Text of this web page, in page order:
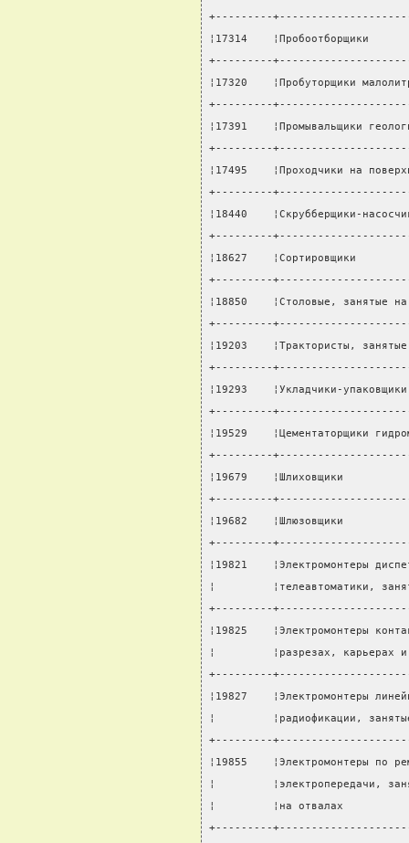
+---------
¦17314
+---------
¦17320    ¦Пробуторщики
+---------
¦17391    ¦Промывальщики
+---------
¦17495    ¦Проходчики на
+---------
¦18440
+---------
¦18627
+---------
¦18850    ¦Столовые,
+---------
¦19203    ¦Трактористы,
+---------
¦19293    ¦Укладчики-
+---------
¦19529    ¦Цементаторщики
+---------
¦19679    ¦Шлиховщики
+---------
¦19682    ¦Шлюзовщики
+---------
¦19821    ¦Электромонтеры
¦         ¦телеавтоматики,
+---------
¦19825    ¦Электромонтеры
¦         ¦разрезах,
+---------
¦19827    ¦Электромонтеры
¦         ¦радиофикации,
+---------
¦19855    ¦Электромонтеры
¦         ¦электропередачи,
¦         ¦на отвалах
+---------